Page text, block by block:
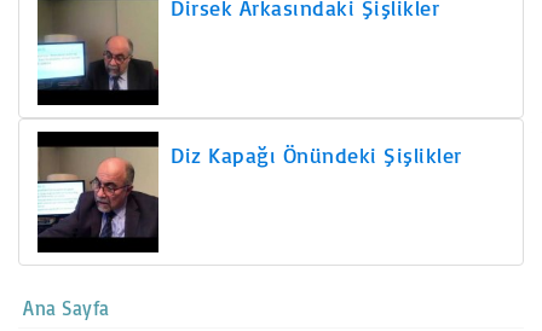
Dirsek Arkasındaki Şişlikler
Diz Kapağı Önündeki Şişlikler
Ana Sayfa